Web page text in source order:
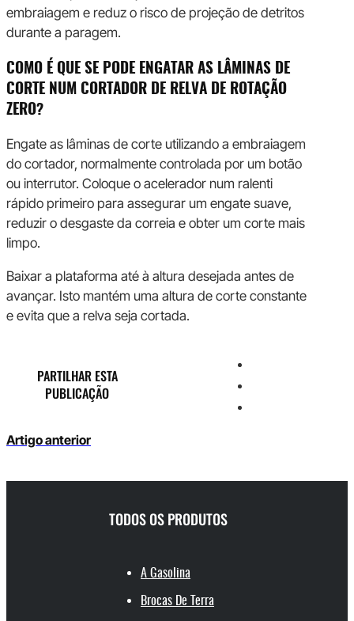
embraiagem e reduz o risco de projeção de detritos
durante a paragem.
COMO É QUE SE PODE ENGATAR AS LÂMINAS DE
CORTE NUM CORTADOR DE RELVA DE ROTAÇÃO
ZERO?
Engate as lâminas de corte utilizando a embraiagem
do cortador, normalmente controlada por um botão
ou interrutor. Coloque o acelerador num ralenti
rápido primeiro para assegurar um engate suave,
reduzir o desgaste da correia e obter um corte mais
limpo.
Baixar a plataforma até à altura desejada antes de
avançar. Isto mantém uma altura de corte constante
e evita que a relva seja cortada.
PARTILHAR ESTA
PUBLICAÇÃO
Artigo anterior
TODOS OS PRODUTOS
A Gasolina
Brocas De Terra